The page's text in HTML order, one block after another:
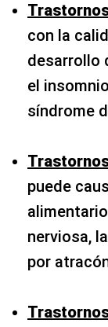
con la
desarrollo
el
síndrome
puede
nerviosa,
por